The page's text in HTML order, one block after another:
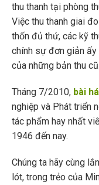
thu thanh tại phòng
Việc thu thanh giai
thốn đủ thứ, các kỹ
chính sự đơn giản
của những bản thu cũ.
Tháng 7/2010, bài
nghiệp và Phát triển
tác phẩm hay nhất
1946 đến nay.
Chúng ta hãy cùng
lót, trong trẻo của